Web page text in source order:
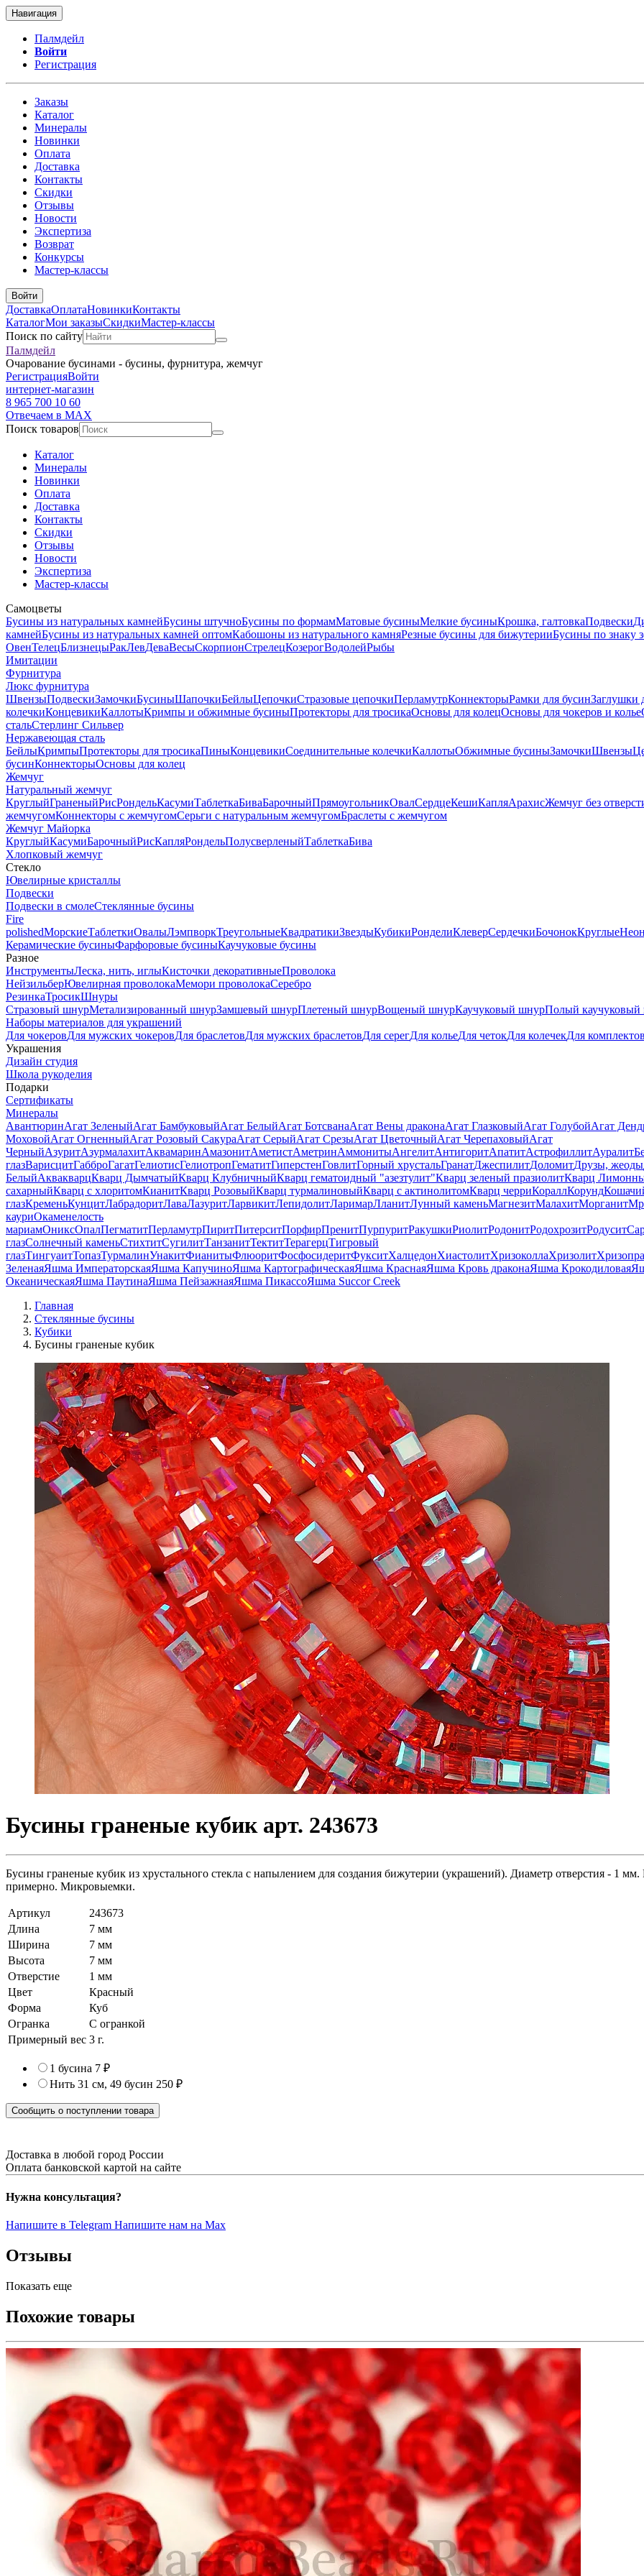
Навигация
Палмдейл
Войти
Регистрация
Заказы
Каталог
Минералы
Новинки
Оплата
Доставка
Контакты
Скидки
Отзывы
Новости
Экспертиза
Возврат
Конкурсы
Мастер-классы
Войти
ДоставкаОплатаНовинкиКонтакты
КаталогМои заказыСкидкиМастер-классы
Поиск по сайту
Палмдейл
Очарование бусинами - бусины, фурнитура, жемчуг
РегистрацияВойти
интернет-магазин
8 965 700 10 60
Отвечаем в MAX
Поиск товаров
Каталог
Минералы
Новинки
Оплата
Доставка
Контакты
Скидки
Отзывы
Новости
Экспертиза
Мастер-классы
Самоцветы
Бусины из натуральных камнейБусины штучноБусины по формамМатовые бусиныМелкие бусиныКрошка, галтовкаПодвески
камнейБусины из натуральных камней оптомКабошоны из натурального камняРезные бусины для бижутерииБусины по знаку
ОвенТелецБлизнецыРакЛевДеваВесыСкорпионСтрелецКозерогВодолейРыбы
Имитации
Фурнитура
Люкс фурнитура
ШвензыПодвескиЗамочкиБусиныШапочкиБейлыЦепочкиСтразовые цепочкиПерламутрКоннекторыРамки для бусинЗаглушки
колечкиКонцевикиКаллотыКримпы и обжимные бусиныПротекторы для тросикаОсновы для колецОсновы для чокеров и колье
стальСтерлинг Сильвер
Нержавеющая сталь
БейлыКримпыПротекторы для тросикаПиныКонцевикиСоединительные колечкиКаллотыОбжимные бусиныЗамочкиШвензы
бусинКоннекторыОсновы для колец
Жемчуг
Натуральный жемчуг
КруглыйГраненыйРисРондельКасумиТаблеткаБиваБарочныйПрямоугольникОвалСердцеКешиКапляАрахисЖемчуг без
жемчугомКоннекторы с жемчугомСерьги с натуральным жемчугомБраслеты с жемчугом
Жемчуг Майорка
КруглыйКасумиБарочныйРисКапляРондельПолусверленыйТаблеткаБива
Хлопковый жемчуг
Стекло
Ювелирные кристаллы
Подвески
Подвески в смолеСтеклянные бусины
Fire
polishedМорскиеТаблеткиОвалыЛэмпворкТреугольныеКвадратикиЗвездыКубикиРонделиКлеверСердечкиБочонокКруглые
Керамические бусиныФарфоровые бусиныКаучуковые бусины
Разное
ИнструментыЛеска, нить, иглыКисточки декоративныеПроволока
НейзильберЮвелирная проволокаМемори проволокаСеребро
РезинкаТросикШнуры
Стразовый шнурМетализированный шнурЗамшевый шнурПлетеный шнурВощеный шнурКаучуковый шнурПолый
Наборы материалов для украшений
Для чокеровДля мужских чокеровДля браслетовДля мужских браслетовДля серегДля кольеДля четокДля колечекДля
Украшения
Дизайн студия
Школа рукоделия
Подарки
Сертификаты
Минералы
АвантюринАгат ЗеленыйАгат БамбуковыйАгат БелыйАгат БотсванаАгат Вены драконаАгат ГлазковыйАгат ГолубойАгат
МоховойАгат ОгненныйАгат Розовый СакураАгат СерыйАгат СрезыАгат ЦветочныйАгат ЧерепаховыйАгат
ЧерныйАзуритАзурмалахитАквамаринАмазонитАметистАметринАммонитыАнгелитАнтигоритАпатитАстрофиллитАуралит
глазВарисцитГабброГагатГелиотисГелиотропГематитГиперстенГовлитГорный хрустальГранатДжеспилитДоломитДрузы, жеоды
БелыйАквакварцКварц ДымчатыйКварц КлубничныйКварц гематоидный "азезтулит"Кварц зеленый празиолитКварц
сахарныйКварц с хлоритомКианитКварц РозовыйКварц турмалиновыйКварц с актинолитомКварц черриКораллКорунд
глазКременьКунцитЛабрадоритЛаваЛазуритЛарвикитЛепидолитЛаримарЛланитЛунный каменьМагнезитМалахитМорганит
кауриОкаменелость
мариамОниксОпалПегматитПерламутрПиритПитерситПорфирПренитПурпуритРакушкиРиолитРодонитРодохрозитРодусит
глазСолнечный каменьСтихтитСугилитТанзанитТектитТерагерцТигровый
глазТингуаитТопазТурмалинУнакитФианитыФлюоритФосфосидеритФукситХалцедонХиастолитХризоколлаХризолит
ЗеленаяЯшма ИмператорскаяЯшма КапучиноЯшма КартографическаяЯшма КраснаяЯшма Кровь драконаЯшма Крокодиловая
ОкеаническаяЯшма ПаутинаЯшма ПейзажнаяЯшма ПикассоЯшма Succor Creek
Главная
Стеклянные бусины
Кубики
Бусины граненые кубик
Бусины граненые кубик арт. 243673
Бусины граненые кубик из хрустального стекла с напылением для создания бижутерии (украшений). Диаметр отверстия - 1
примерно. Микровыемки.
Артикул
243673
Длина
7 мм
Ширина
7 мм
Высота
7 мм
Отверстие
1 мм
Цвет
Красный
Форма
Куб
Огранка
С огранкой
Примерный вес 3 г.
1 бусина 7 ₽
Нить 31 см, 49 бусин 250 ₽
Сообщить о поступлении товара
Доставка в любой город России
Оплата банковской картой на сайте
Нужна консультация?
Напишите в Telegram Напишите нам на Max
Отзывы
Показать еще
Похожие товары